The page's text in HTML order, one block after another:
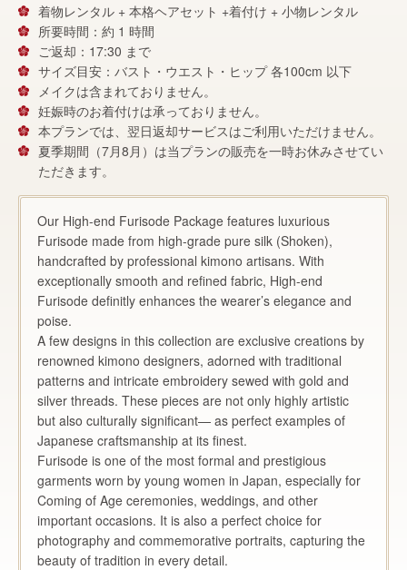
着物レンタル + 本格ヘアセット +着付け + 小物レンタル
所要時間：約 1 時間
ご返却：17:30 まで
サイズ目安：バスト・ウエスト・ヒップ 各100cm 以下
メイクは含まれておりません。
妊娠時のお着付けは承っておりません。
本プランでは、翌日返却サービスはご利用いただけません。
夏季期間（7月8月）は当プランの販売を一時お休みさせてい
ただきます。
Our High-end Furisode Package features luxurious
Furisode made from high-grade pure silk (Shoken),
handcrafted by professional kimono artisans. With
exceptionally smooth and refined fabric, High-end
Furisode definitly enhances the wearer’s elegance and
poise.
A few designs in this collection are exclusive creations by
renowned kimono designers, adorned with traditional
patterns and intricate embroidery sewed with gold and
silver threads. These pieces are not only highly artistic
but also culturally significant— as perfect examples of
Japanese craftsmanship at its finest.
Furisode is one of the most formal and prestigious
garments worn by young women in Japan, especially for
Coming of Age ceremonies, weddings, and other
important occasions. It is also a perfect choice for
photography and commemorative portraits, capturing the
beauty of tradition in every detail.